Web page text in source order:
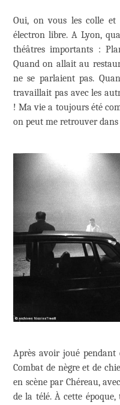
Oui, on vous les colle
électron libre. A Lyon,
théâtres importants :
Quand on allait au
ne se parlaient pas.
travaillait pas avec les
! Ma vie a toujours été
on peut me retrouver
Après avoir joué pendant
Combat de nègre et de
en scène par Chéreau,
de la télé. À cette